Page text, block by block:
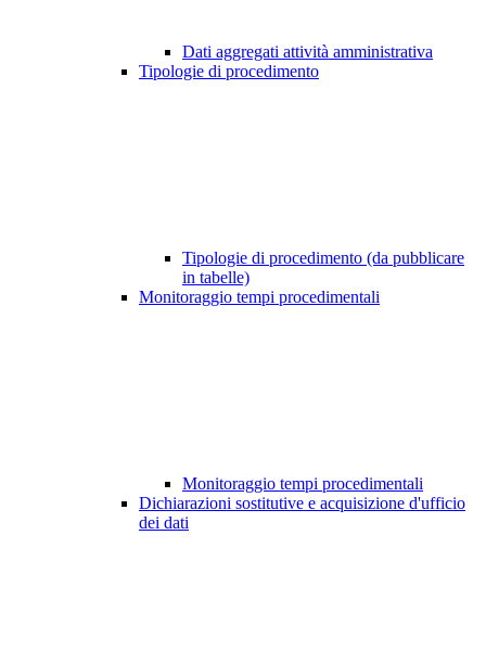
Dati aggregati attività amministrativa
Tipologie di procedimento
Tipologie di procedimento (da pubblicare
in tabelle)
Monitoraggio tempi procedimentali
Monitoraggio tempi procedimentali
Dichiarazioni sostitutive e acquisizione d'ufficio
dei dati